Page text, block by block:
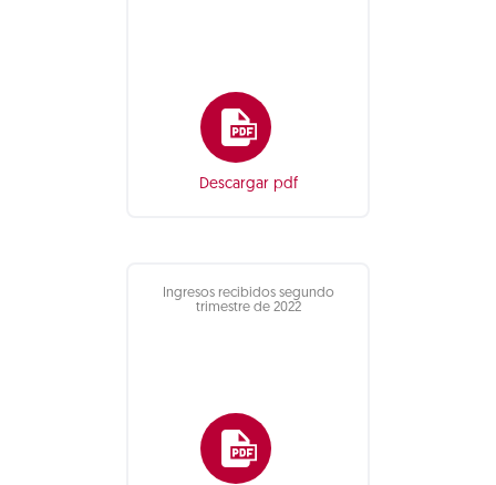
Descargar pdf
Ingresos recibidos segundo
trimestre de 2022